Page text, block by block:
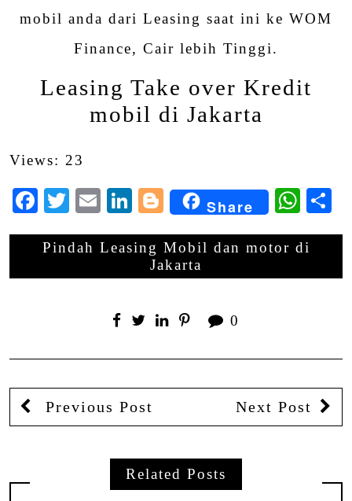
mobil anda dari Leasing saat ini ke WOM
Finance, Cair lebih Tinggi.
Leasing Take over Kredit
mobil di Jakarta
Views: 23
Facebook
Twitter
EmailLinkedIn
Blogger
Share
Pindah Leasing Mobil dan motor di
Jakarta
0
Previous Post Next Post
Related Posts